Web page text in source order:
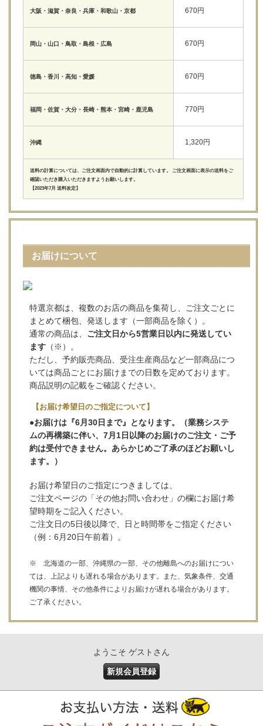
大阪・滋賀・奈良・兵庫・和歌山・京都 670円
岡山・山口・鳥取・島根・広島 670円
徳島・香川・高知・愛媛 670円
福岡・佐賀・大分・長崎・熊本・宮崎・鹿児島 770円
沖縄 1,320円
送料の計算については、ご注文画面内で自動的に計算しています。 ご注文画面に表示の送料をご
確認いただき購入いただきますようお願いします。
【2023年7月 送料改定】
お届けについて
特選京都は、複数のお店の商品を集荷し、ご注文ごとに
まとめて梱包、発送します（一部商品を除く）。
通常の商品は、 ご注文日から5営業日以内に発送してい
ます （※）。
ただし、予約販売商品、受注生産商品など一部商品につ
いては商品ごとにお届けまでの日数を定めております。
商品説明の記載をご確認ください。
【お届け希望日のご指定について】
●お届けは『6月30日まで』となります。（業務システ
ムの再構築に伴い、7月1日以降のお届けのご注文・ご予
約は受付できません。あらかじめご了承のほどお願いし
ます。）
お届け希望日のご指定につきましては、
ご注文ページの「その他お問い合わせ」の欄にお届け希
望時期をご記入ください。
ご注文日の5日後以降で、日と時間帯をご指定ください
（例：6月20日午前着）。
※ 北海道の一部、沖縄県の一部、その他離島へのお届けについ
ては、上記よりも遅れる場合があります。また、気象条件、交通
機関の事情、その他条件によりお届けが遅れる場合があります。
ご了承ください。
ようこそ ゲストさん
新規会員登録